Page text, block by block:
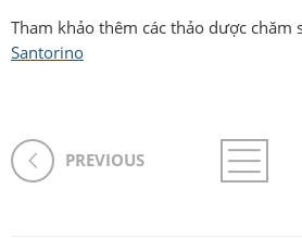
Tham khảo thêm các thảo dược chăm
Santorino
PREVIOUS